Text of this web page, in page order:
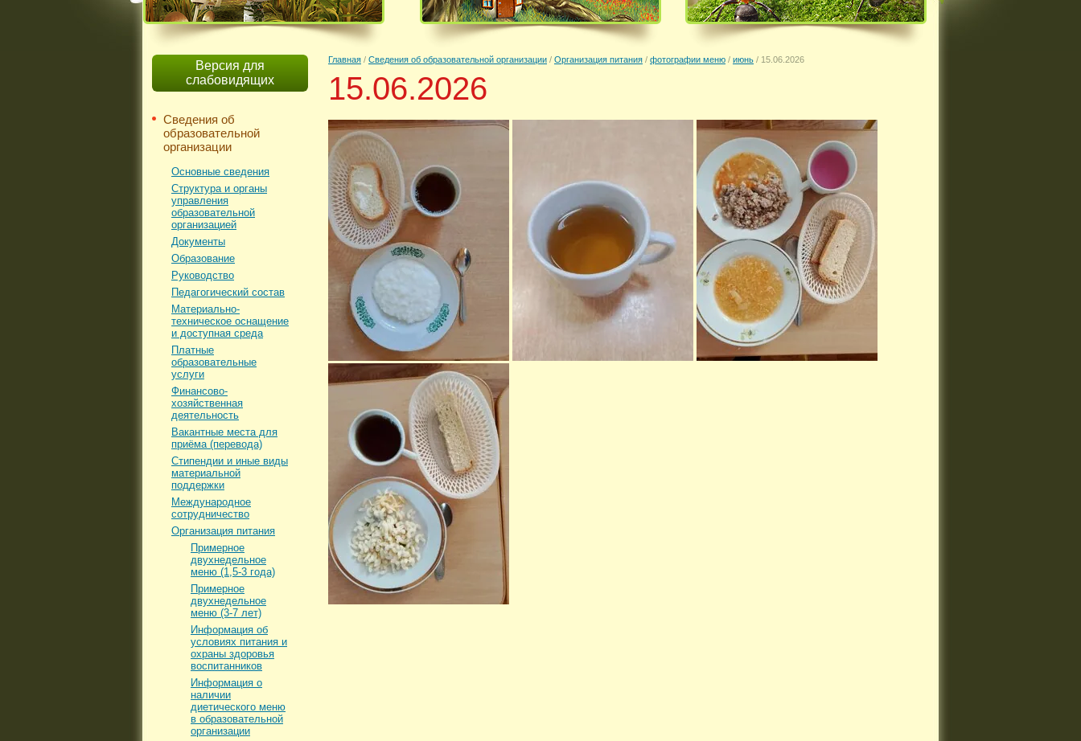
Главная / Сведения об образовательной организации / Организация питания / фотографии меню / июнь / 15.06.2026
15.06.2026
Версия для
слабовидящих
Сведения об
образовательной
организации
Основные сведения
Структура и органы
управления
образовательной
организацией
Документы
Образование
Руководство
Педагогический состав
Материально-
техническое оснащение
и доступная среда
Платные
образовательные
услуги
Финансово-
хозяйственная
деятельность
Вакантные места для
приёма (перевода)
Стипендии и иные виды
материальной
поддержки
Международное
сотрудничество
Организация питания
Примерное
двухнедельное
меню (1,5-3 года)
Примерное
двухнедельное
меню (3-7 лет)
Информация об
условиях питания и
охраны здоровья
воспитанников
Информация о
наличии
диетического меню
в образовательной
организации